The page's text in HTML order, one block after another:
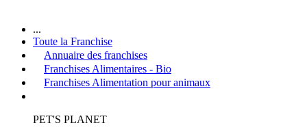
...
Toute la Franchise
Annuaire des franchises
Franchises Alimentaires - Bio
Franchises Alimentation pour animaux
PET'S PLANET